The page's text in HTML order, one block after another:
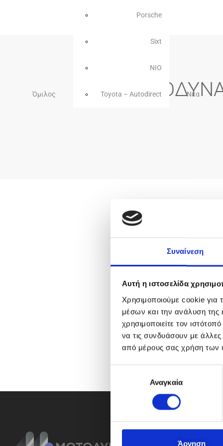
Συναίνεση
Αυτή η ιστοσελίδα
Χρησιμοποιούμε cookie για
μέσων και την ανάλυση της
χρησιμοποιείτε τον
να τις συνδυάσουν με
από μέρους σας χρήση των
ή
Αναγκαία
Άρνηση
Όμιλος
Porsche
Sixt
NIO
Toyota – Autodirect Νέα